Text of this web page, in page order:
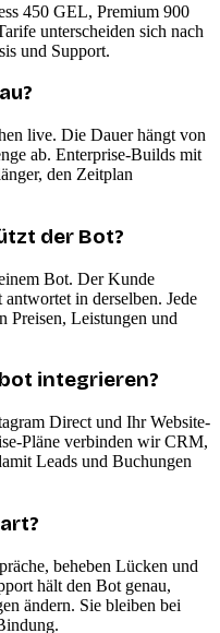
450 GEL, Premium 900
unterscheiden sich nach
und Support.
live. Die Dauer hängt von
ab. Enterprise-Builds mit
den Zeitplan
der Bot?
Bot. Der Kunde
in derselben. Jede
Preisen, Leistungen und
integrieren?
Direct und Ihr Website-
Pläne verbinden wir CRM,
Leads und Buchungen
beheben Lücken und
hält den Bot genau,
ändern. Sie bleiben bei